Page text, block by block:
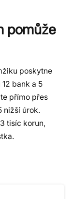
pomůže
poskytne
bank a 5
přímo přes
nižší úrok.
tisíc korun,